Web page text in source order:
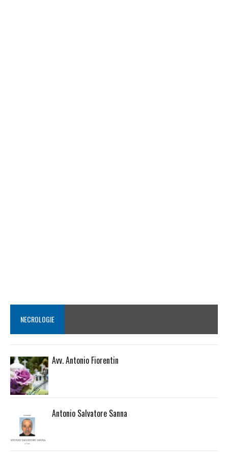
NECROLOGIE
Avv. Antonio Fiorentin
Antonio Salvatore Sanna